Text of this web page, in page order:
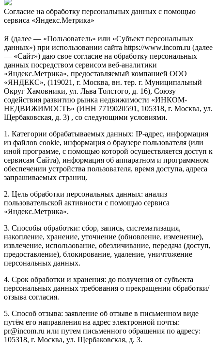
Согласие на обработку персональных данных с помощью
сервиса «Яндекс.Метрика»
Я (далее — «Пользователь» или «Субъект персональных
данных») при использовании сайта https://www.incom.ru (далее
— «Сайт») даю свое согласие на обработку персональных
данных посредством сервисом веб-аналитики
«Яндекс.Метрика», предоставляемый компанией ООО
«ЯНДЕКС», (119021, г. Москва, вн. тер. г. Муниципальный
Округ Хамовники, ул. Льва Толстого, д. 16), Союзу
содействия развитию рынка недвижимости «ИНКОМ-
НЕДВИЖИМОСТЬ» (ИНН 7719020591, 105318, г. Москва, ул.
Щербаковская, д. 3) , со следующими условиями.
1. Категории обрабатываемых данных: IP-адрес, информация
из файлов cookie, информация о браузере пользователя (или
иной программе, с помощью которой осуществляется доступ к
сервисам Сайта), информация об аппаратном и программном
обеспечении устройства пользователя, время доступа, адреса
запрашиваемых страниц.
2. Цель обработки персональных данных: анализ
пользовательской активности с помощью сервиса
«Яндекс.Метрика».
3. Способы обработки: сбор, запись, систематизация,
накопление, хранение, уточнение (обновление, изменение),
извлечение, использование, обезличивание, передача (доступ,
предоставление), блокирование, удаление, уничтожение
персональных данных.
4. Срок обработки и хранения: до получения от субъекта
персональных данных требования о прекращении обработки/
отзыва согласия.
5. Способ отзыва: заявление об отзыве в письменном виде
путём его направления на адрес электронной почты:
pr@incom.ru или путем письменного обращения по адресу:
105318, г. Москва, ул. Щербаковская, д. 3.